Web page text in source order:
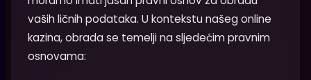
vaših ličnih podataka. U kontekstu našeg online
kazina, obrada se temelji na sljedećim pravnim
osnovama: